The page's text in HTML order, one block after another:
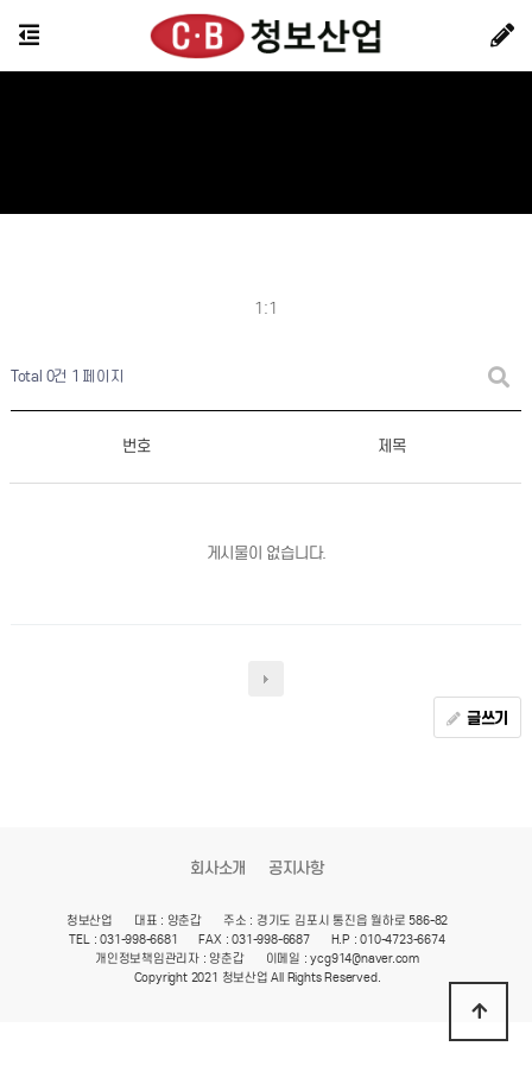
1:1
Total 0건 1 페이지
번호 제목
게시물이 없습니다.
글쓰기
회사소개 공지사항
청보산업 대표 : 양춘갑
주소 : 경기도 김포시 통진읍 월하로 586-82
TEL : 031-998-6681
FAX : 031-998-6687
H.P : 010-4723-6674
개인정보책임관리자 : 양춘갑
이메일 : ycg914@naver.com
Copyright 2021 청보산업 All Rights Reserved.